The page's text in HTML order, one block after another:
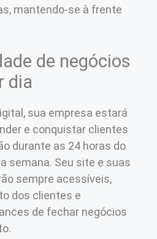
mantendo-se à frente
de negócios
dia
sua empresa estará
e conquistar clientes
durante as 24 horas do
semana. Seu site e suas
sempre acessíveis,
dos clientes e
de fechar negócios